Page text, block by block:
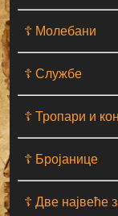
☦ Молебани
☦ Службе
☦ Тропари и
☦ Бројанице
☦ Две највеће